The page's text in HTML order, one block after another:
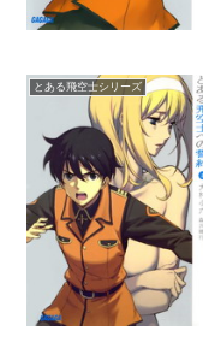
とある飛空士シリーズ